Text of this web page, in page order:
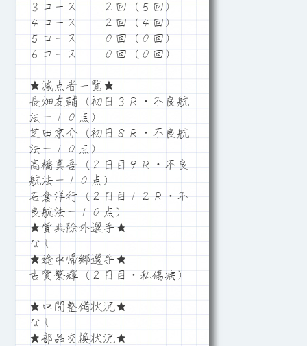
３コース ２回（５回）
４コース ２回（４回）
５コース ０回（０回）
６コース ０回（０回）
★減点者一覧★
長畑友輔（初日３Ｒ・不良航
法－１０点）
芝田京介（初日８Ｒ・不良航
法－１０点）
高橋真吾（２日目９Ｒ・不良
航法－１０点）
石倉洋行（２日目１２Ｒ・不
良航法－１０点）
★賞典除外選手★
なし
★途中帰郷選手★
古賀繁輝（２日目・私傷病）
★中間整備状況★
なし
★部品交換状況★